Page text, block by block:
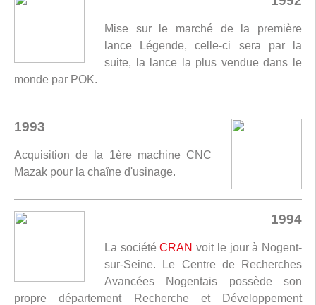
Mise sur le marché de la première
lance Légende, celle-ci sera par la
suite, la lance la plus vendue dans le
monde par POK.
1993
Acquisition de la 1ère machine CNC
Mazak pour la chaîne d'usinage.
1994
La sociétéCRAN voit le jour à Nogent-
sur-Seine. Le Centre de Recherches
Avancées Nogentais possède son
propre département Recherche et Développement